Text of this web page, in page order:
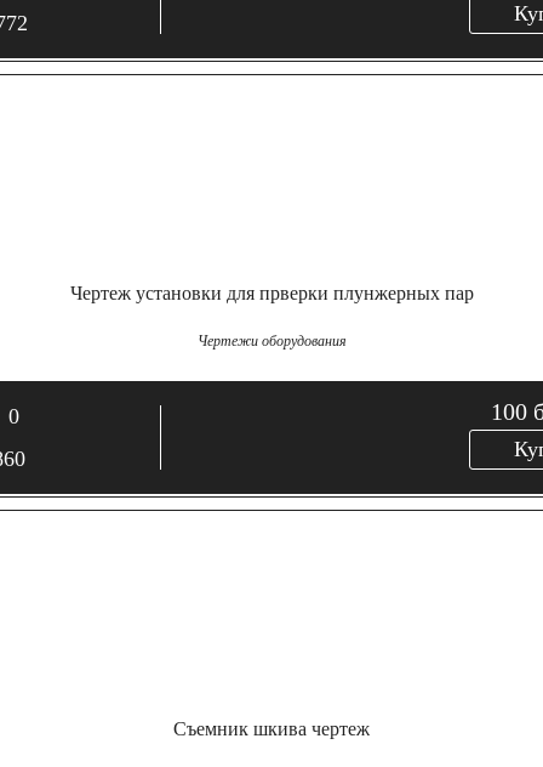
Чертеж установки для прверки плунжерных пар
Чертежи оборудования
0
100
Съемник шкива чертеж